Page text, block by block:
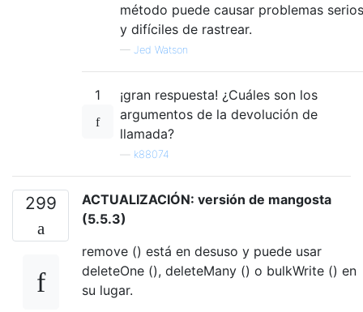
método puede causar problemas serios
y difíciles de rastrear.
— Jed Watson
1
¡gran respuesta! ¿Cuáles son los
argumentos de la devolución de
llamada?
k88074
299
ACTUALIZACIÓN: versión de mangosta
(5.5.3)
remove () está en desuso y puede usar
deleteOne (), deleteMany () o bulkWrite () en
su lugar.